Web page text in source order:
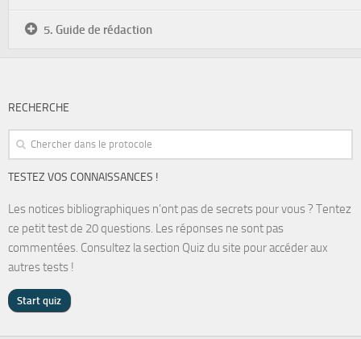
5. Guide de rédaction
RECHERCHE
TESTEZ VOS CONNAISSANCES !
Les notices bibliographiques n’ont pas de secrets pour vous ? Tentez
ce petit test de 20 questions. Les réponses ne sont pas
commentées. Consultez la section Quiz du site pour accéder aux
autres tests !